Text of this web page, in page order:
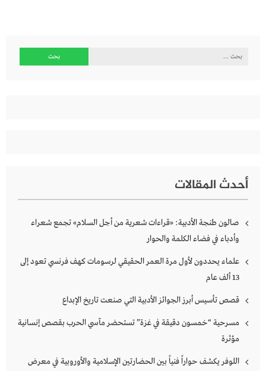
البحث
أحدث المقالات
صالون طنجة الأدبية: «قراءات شعرية من أجل السلام» تجمع شعراء
وأدباء في فضاء الكلمة والحوار
علماء يحددون لأول مرة العمر الحقيقي لرسومات كهف فرنسي تعود إلى
13 ألف عام
قصص تأسيس أبرز الجوائز الأدبية التي صنعت تاريخ الإبداع
مسرحية “خمسون دقيقة في غزة” تستحضر مآسي الحرب بقصص إنسانية
مؤثرة
اللوفر يكشف حواراً فنياً بين الحضارتين الإسلامية والأوروبية في معرض